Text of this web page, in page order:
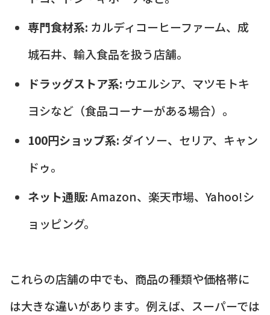
専門食材系: カルディコーヒーファーム、成
城石井、輸入食品を扱う店舗。
ドラッグストア系: ウエルシア、マツモトキ
ヨシなど（食品コーナーがある場合）。
100円ショップ系: ダイソー、セリア、キャン
ドゥ。
ネット通販:Amazon、楽天市場、Yahoo!シ
ョッピング。
これらの店舗の中でも、商品の種類や価格帯に
は大きな違いがあります。例えば、スーパーでは